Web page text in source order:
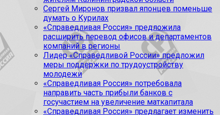
Сергей Миронов призвал японцев поменьше
думать о Курилах
«Справедливая Россия» предложила
расширить перевод офисов и департаментов
компаний в регионы
Лидер «Справедливой России» предложил
меры поддержки по трудоустройству
молодежи
«Справедливая Россия» потребовала
направить часть прибыли банков с
госучастием на увеличение маткапитала
«Справедливая Россия» предлагает изменить